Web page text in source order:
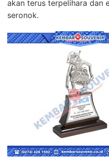
akan terus terpelihara dan
seronok.